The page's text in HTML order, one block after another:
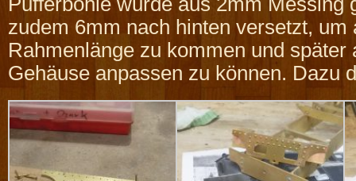
zudem 6mm nach hinten versetzt, um
Rahmenlänge zu kommen und später
Gehäuse anpassen zu können. Dazu